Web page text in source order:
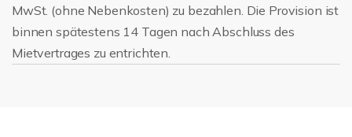
MwSt. (ohne Nebenkosten) zu bezahlen. Die Provision ist
binnen spätestens 14 Tagen nach Abschluss des
Mietvertrages zu entrichten.